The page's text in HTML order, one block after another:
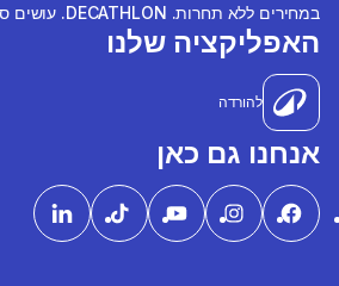
במחירים ללא תחרות. DECATHLON. עושים ספורט יחד!
האפליקציה שלנו
להורדה
אנחנו גם כאן